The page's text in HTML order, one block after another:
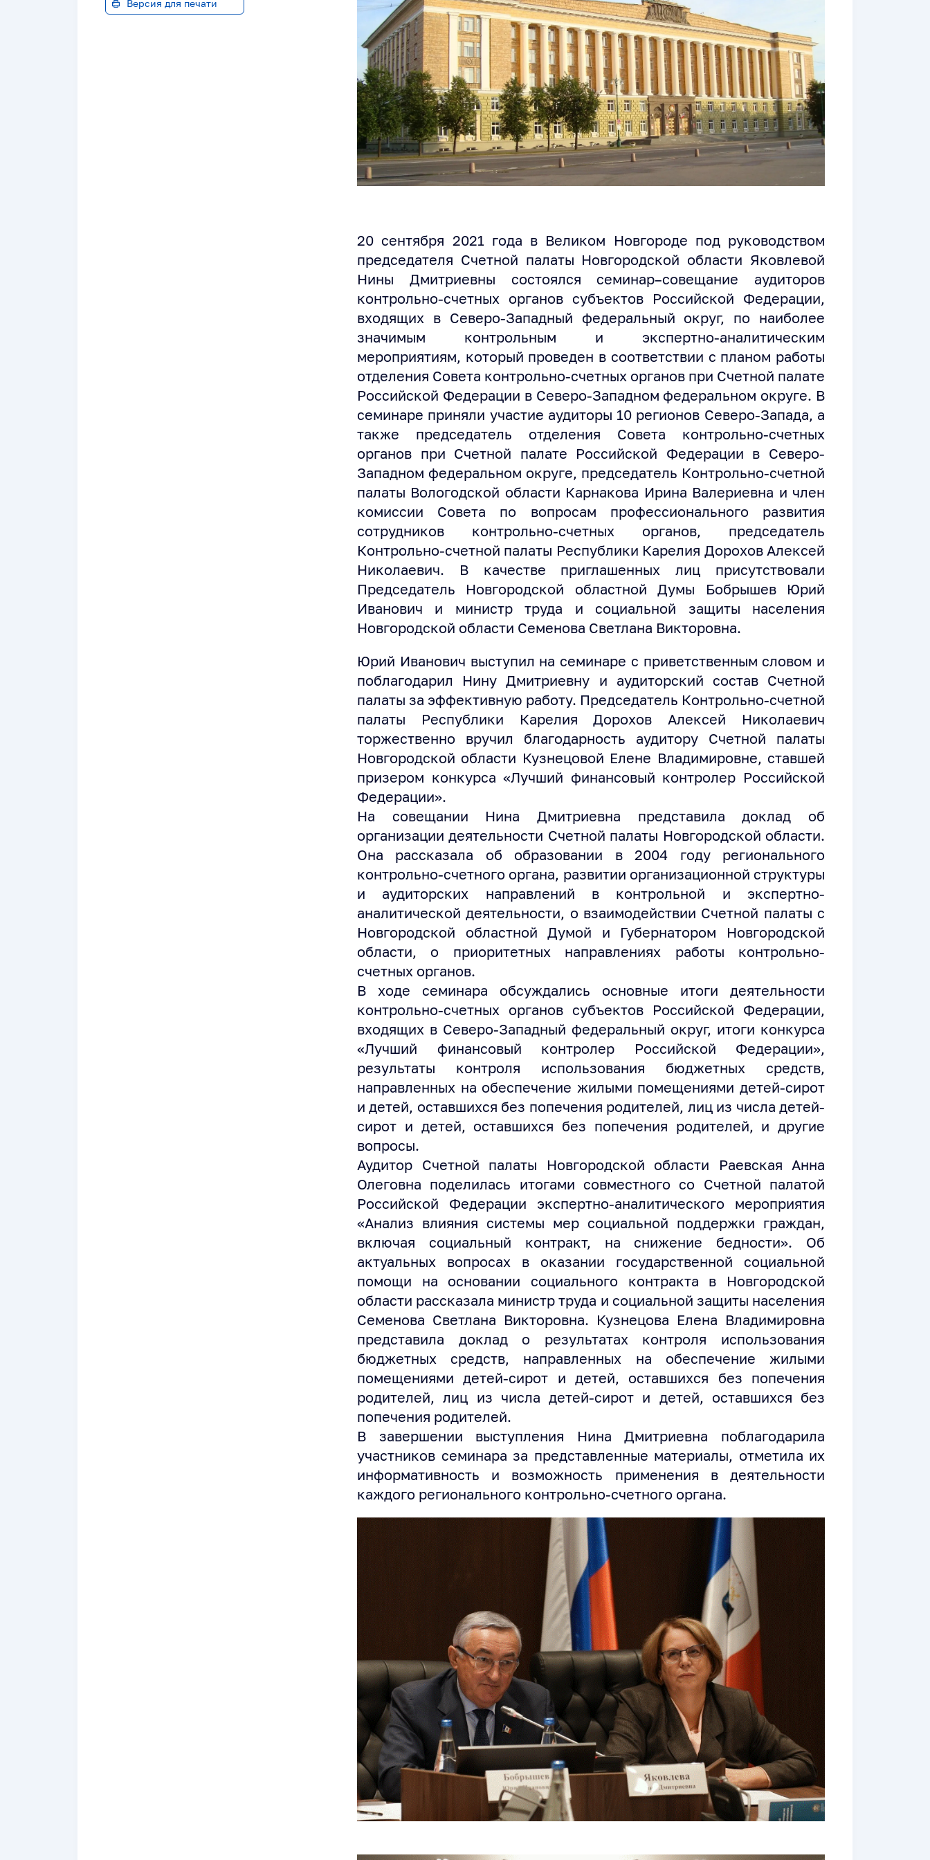
Версия для печати
20 сентября 2021 года в Великом Новгороде под руководством
председателя Счетной палаты Новгородской области Яковлевой
Нины Дмитриевны состоялся семинар–совещание аудиторов
контрольно-счетных органов субъектов Российской Федерации,
входящих в Северо-Западный федеральный округ, по наиболее
значимым контрольным и экспертно-аналитическим
мероприятиям, который проведен в соответствии с планом работы
отделения Совета контрольно-счетных органов при Счетной палате
Российской Федерации в Северо-Западном федеральном округе. В
семинаре приняли участие аудиторы 10 регионов Северо-Запада, а
также председатель отделения Совета контрольно-счетных
органов при Счетной палате Российской Федерации в Северо-
Западном федеральном округе, председатель Контрольно-счетной
палаты Вологодской области Карнакова Ирина Валериевна и член
комиссии Совета по вопросам профессионального развития
сотрудников контрольно-счетных органов, председатель
Контрольно-счетной палаты Республики Карелия Дорохов Алексей
Николаевич. В качестве приглашенных лиц присутствовали
Председатель Новгородской областной Думы Бобрышев Юрий
Иванович и министр труда и социальной защиты населения
Новгородской области Семенова Светлана Викторовна.
Юрий Иванович выступил на семинаре с приветственным словом и
поблагодарил Нину Дмитриевну и аудиторский состав Счетной
палаты за эффективную работу. Председатель Контрольно-счетной
палаты Республики Карелия Дорохов Алексей Николаевич
торжественно вручил благодарность аудитору Счетной палаты
Новгородской области Кузнецовой Елене Владимировне, ставшей
призером конкурса «Лучший финансовый контролер Российской
Федерации».
На совещании Нина Дмитриевна представила доклад об
организации деятельности Счетной палаты Новгородской области.
Она рассказала об образовании в 2004 году регионального
контрольно-счетного органа, развитии организационной структуры
и аудиторских направлений в контрольной и экспертно-
аналитической деятельности, о взаимодействии Счетной палаты с
Новгородской областной Думой и Губернатором Новгородской
области, о приоритетных направлениях работы контрольно-
счетных органов.
В ходе семинара обсуждались основные итоги деятельности
контрольно-счетных органов субъектов Российской Федерации,
входящих в Северо-Западный федеральный округ, итоги конкурса
«Лучший финансовый контролер Российской Федерации»,
результаты контроля использования бюджетных средств,
направленных на обеспечение жилыми помещениями детей-сирот
и детей, оставшихся без попечения родителей, лиц из числа детей-
сирот и детей, оставшихся без попечения родителей, и другие
вопросы.
Аудитор Счетной палаты Новгородской области Раевская Анна
Олеговна поделилась итогами совместного со Счетной палатой
Российской Федерации экспертно-аналитического мероприятия
«Анализ влияния системы мер социальной поддержки граждан,
включая социальный контракт, на снижение бедности». Об
актуальных вопросах в оказании государственной социальной
помощи на основании социального контракта в Новгородской
области рассказала министр труда и социальной защиты населения
Семенова Светлана Викторовна. Кузнецова Елена Владимировна
представила доклад о результатах контроля использования
бюджетных средств, направленных на обеспечение жилыми
помещениями детей-сирот и детей, оставшихся без попечения
родителей, лиц из числа детей-сирот и детей, оставшихся без
попечения родителей.
В завершении выступления Нина Дмитриевна поблагодарила
участников семинара за представленные материалы, отметила их
информативность и возможность применения в деятельности
каждого регионального контрольно-счетного органа.